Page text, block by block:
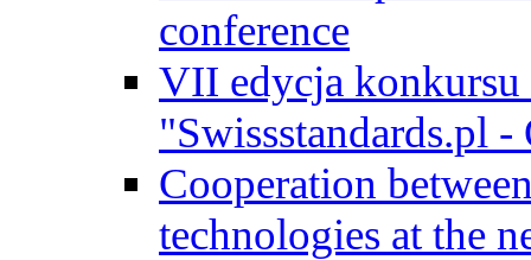
conference
VII edycja konkursu
"Swissstandards.pl
Cooperation
technologies at the